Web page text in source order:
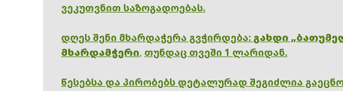
ვეკუთვნით საზოგადოებას.
დღეს შენი მხარდაჭერა გვჭირდება: გახდი
მხარდამჭერი, თუნდაც თვეში 1 ლარიდან.
წესებსა და პირობებს დეტალურად შეგიძლია